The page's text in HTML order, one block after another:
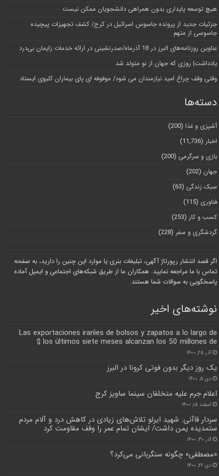
هیچ توسعه پایداری بدون همراهی دانشجویان ممکن نیست
جزئیات جدید از پرونده جاسوس اسرائیل در کرج/‌ کشف تجهیزات پیچیده
جاسوسی از متهم
عناوین روزنامه‌های البرز در ‌18 آذرماه/صدرنشینی در ارائه خدمات زایمان بی‌درد
یادداشت| روزی که جهان از نو متولد شد
وقتی وقف چراغ امید نیازمندان می شود/ موقوفه ای پای بیماران کلیوی ایستاد
دسته‌ها
آشپزی و غذا (200)
اخبار (11,736)
بازی و سرگرمی (200)
جهان (202)
سبک زندگی (63)
فناوری (115)
کسب و کار (253)
گردشگری و سفر (228)
اگر قصد انتشار رپورتاژ آگهی، تبلیغات بنری یا موارد این چنین را دارید، به صفحه
تماس با ما مراجعه نمایید. همکاران ما از طریق شبکه‌های اجتماعی و ایمیل آماده
پاسخگویی به سوالات شما هستند.
نوشته‌های اخیر
Las exportaciones iraníes de bolsos y zapatos a lo largo de
los últimos siete meses alcanzan los 50 millones de $
آذر ۲۵, ۱۴۰۰
یک روز دیگر بدون فوتی کرونا در البرز
دی ۵, ۱۴۰۰
اعلام جرم علیه متخلفان سینما ساویز کرج
اسفند ۱۵, ۱۴۰۰
سردار قاآنی: شهید ایرلو تلاش‌های زیادی در کاهش درد و آلام مردم
ستمدیده یمن داشت/ ایشان تمام عمر را وقف مقاومت کرد
آذر ۳۰, ۱۴۰۰
«مصطفی» چگونه سنگربانی می‌کرد؟
دی ۲۲, ۱۴۰۰